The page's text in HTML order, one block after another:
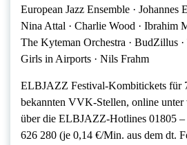
European Jazz Ensemble · Johannes
Nina Attal · Charlie Wood · Ibrahim
The Kyteman Orchestra · BudZillus
Girls in Airports · Nils Frahm
ELBJAZZ Festival-Kombitickets für
bekannten VVK-Stellen, online
über die ELBJAZZ-Hotlines 01805
626 280 (je 0,14 €/Min. aus dem dt.